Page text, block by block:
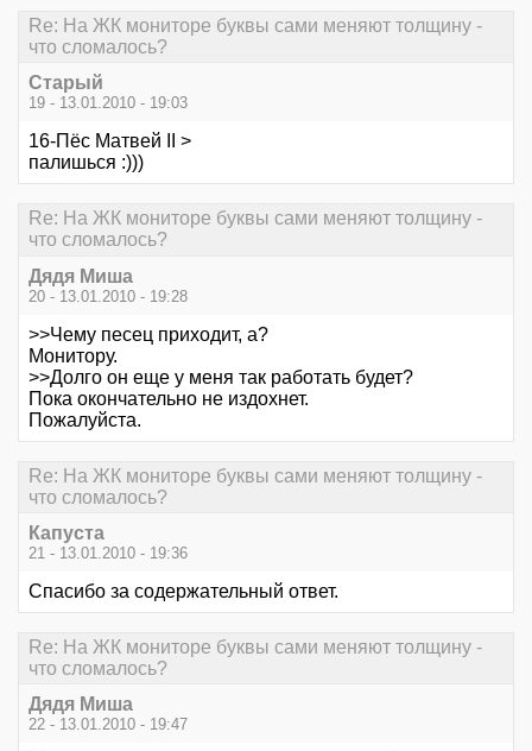
Re: На ЖК мониторе буквы сами меняют толщину -
что сломалось?
Старый
19 - 13.01.2010 - 19:03
16-Пёс Матвей II >
палишься :)))
Re: На ЖК мониторе буквы сами меняют толщину -
что сломалось?
Дядя Миша
20 - 13.01.2010 - 19:28
>>Чему песец приходит, а?
Монитору.
>>Долго он еще у меня так работать будет?
Пока окончательно не издохнет.
Пожалуйста.
Re: На ЖК мониторе буквы сами меняют толщину -
что сломалось?
Капуста
21 - 13.01.2010 - 19:36
Спасибо за содержательный ответ.
Re: На ЖК мониторе буквы сами меняют толщину -
что сломалось?
Дядя Миша
22 - 13.01.2010 - 19:47